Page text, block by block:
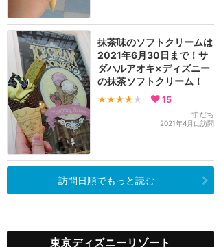
抹茶味のソフトクリームは
2021年6月30日まで！サ
ダハルアオキ×ディズニー
の抹茶ソフトクリーム！
★★★★ ★ 15
すだち
2021年4月に訪問
訪問日順でもっと読む
東京ディズニーリゾート